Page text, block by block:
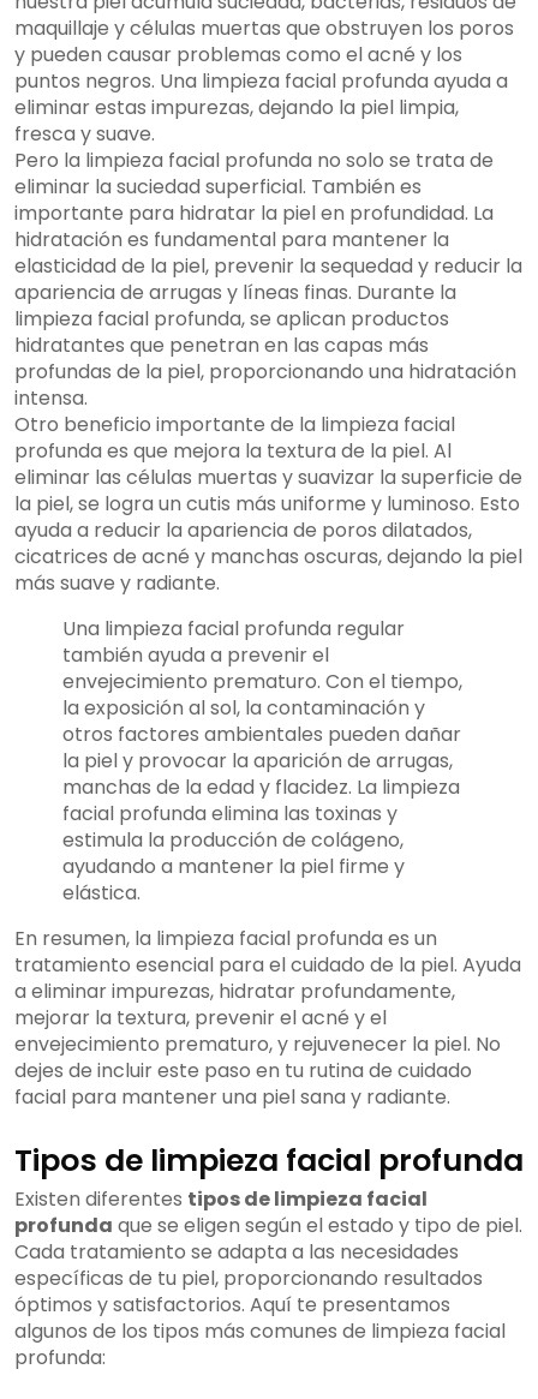
maquillaje y células muertas que obstruyen los poros
y pueden causar problemas como el acné y los
puntos negros. Una limpieza facial profunda ayuda a
eliminar estas impurezas, dejando la piel limpia,
fresca y suave.
Pero la limpieza facial profunda no solo se trata de
eliminar la suciedad superficial. También es
importante para hidratar la piel en profundidad. La
hidratación es fundamental para mantener la
elasticidad de la piel, prevenir la sequedad y reducir la
apariencia de arrugas y líneas finas. Durante la
limpieza facial profunda, se aplican productos
hidratantes que penetran en las capas más
profundas de la piel, proporcionando una hidratación
intensa.
Otro beneficio importante de la limpieza facial
profunda es que mejora la textura de la piel. Al
eliminar las células muertas y suavizar la superficie de
la piel, se logra un cutis más uniforme y luminoso. Esto
ayuda a reducir la apariencia de poros dilatados,
cicatrices de acné y manchas oscuras, dejando la piel
más suave y radiante.
Una limpieza facial profunda regular
también ayuda a prevenir el
envejecimiento prematuro. Con el tiempo,
la exposición al sol, la contaminación y
otros factores ambientales pueden dañar
la piel y provocar la aparición de arrugas,
manchas de la edad y flacidez. La limpieza
facial profunda elimina las toxinas y
estimula la producción de colágeno,
ayudando a mantener la piel firme y
elástica.
En resumen, la limpieza facial profunda es un
tratamiento esencial para el cuidado de la piel. Ayuda
a eliminar impurezas, hidratar profundamente,
mejorar la textura, prevenir el acné y el
envejecimiento prematuro, y rejuvenecer la piel. No
dejes de incluir este paso en tu rutina de cuidado
facial para mantener una piel sana y radiante.
Tipos de limpieza facial profunda
Existen diferentes tipos de limpieza facial
profunda que se eligen según el estado y tipo de piel.
Cada tratamiento se adapta a las necesidades
específicas de tu piel, proporcionando resultados
óptimos y satisfactorios. Aquí te presentamos
algunos de los tipos más comunes de limpieza facial
profunda: